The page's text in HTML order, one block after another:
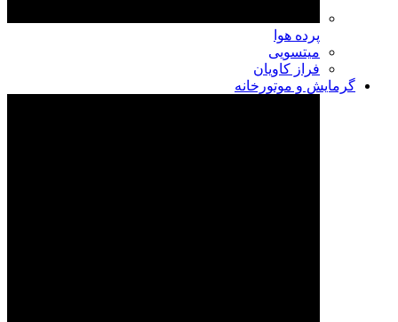
پرده هوا
میتسویی
فراز کاویان
گرمایش و موتورخانه